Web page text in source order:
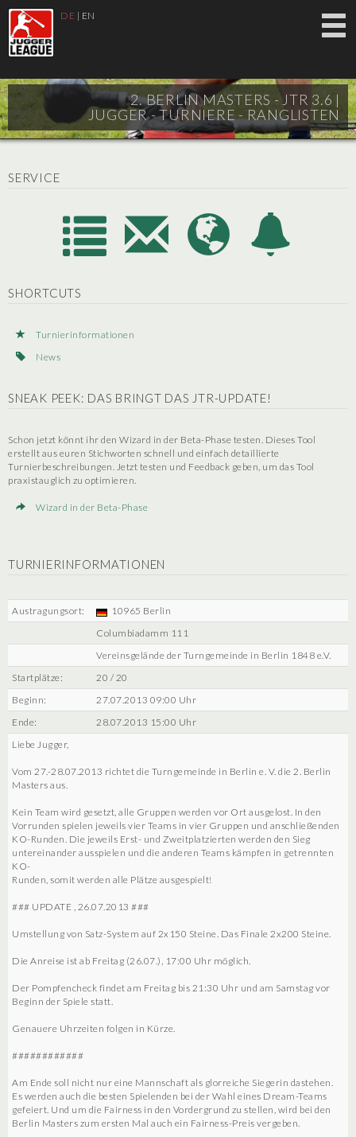
DE | EN
2. BERLIN MASTERS - JTR 3.6 |
JUGGER - TURNIERE - RANGLISTEN
SERVICE
SHORTCUTS
Turnierinformationen
News
SNEAK PEEK: DAS BRINGT DAS JTR-UPDATE!
Schon jetzt könnt ihr den Wizard in der Beta-Phase testen. Dieses Tool
erstellt aus euren Stichworten schnell und einfach detaillierte
Turnierbeschreibungen. Jetzt testen und Feedback geben, um das Tool
praxistauglich zu optimieren.
Wizard in der Beta-Phase
TURNIERINFORMATIONEN
Austragungsort:
10965 Berlin
Columbiadamm 111
Vereinsgelände der Turngemeinde in Berlin 1848 e.V.
Startplätze:
20 / 20
Beginn:
27.07.2013 09:00 Uhr
Ende:
28.07.2013 15:00 Uhr
Liebe Jugger,
Vom 27.-28.07.2013 richtet die Turngemeinde in Berlin e. V. die 2. Berlin
Masters aus.
Kein Team wird gesetzt, alle Gruppen werden vor Ort ausgelost. In den
Vorrunden spielen jeweils vier Teams in vier Gruppen und anschließenden
KO-Runden. Die jeweils Erst- und Zweitplatzierten werden den Sieg
untereinander ausspielen und die anderen Teams kämpfen in getrennten
KO-
Runden, somit werden alle Plätze ausgespielt!
### UPDATE , 26.07.2013 ###
Umstellung von Satz-System auf 2x150 Steine. Das Finale 2x200 Steine.
Die Anreise ist ab Freitag (26.07.), 17:00 Uhr möglich.
Der Pompfencheck findet am Freitag bis 21:30 Uhr und am Samstag vor
Beginn der Spiele statt.
Genauere Uhrzeiten folgen in Kürze.
############
Am Ende soll nicht nur eine Mannschaft als glorreiche Siegerin dastehen.
Es werden auch die besten Spielenden bei der Wahl eines Dream-Teams
gefeiert. Und um die Fairness in den Vordergrund zu stellen, wird bei den
Berlin Masters zum ersten Mal auch ein Fairness-Preis vergeben.